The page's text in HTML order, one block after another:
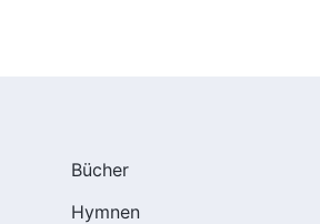
Bücher
Hymnen